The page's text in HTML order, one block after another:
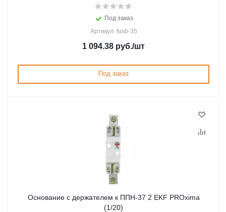
Под заказ
Артикул: fusb-35
1 094.38 руб./шт
Под заказ
Основание с держателем к ППН-37 2 EKF PROxima
(1/20)